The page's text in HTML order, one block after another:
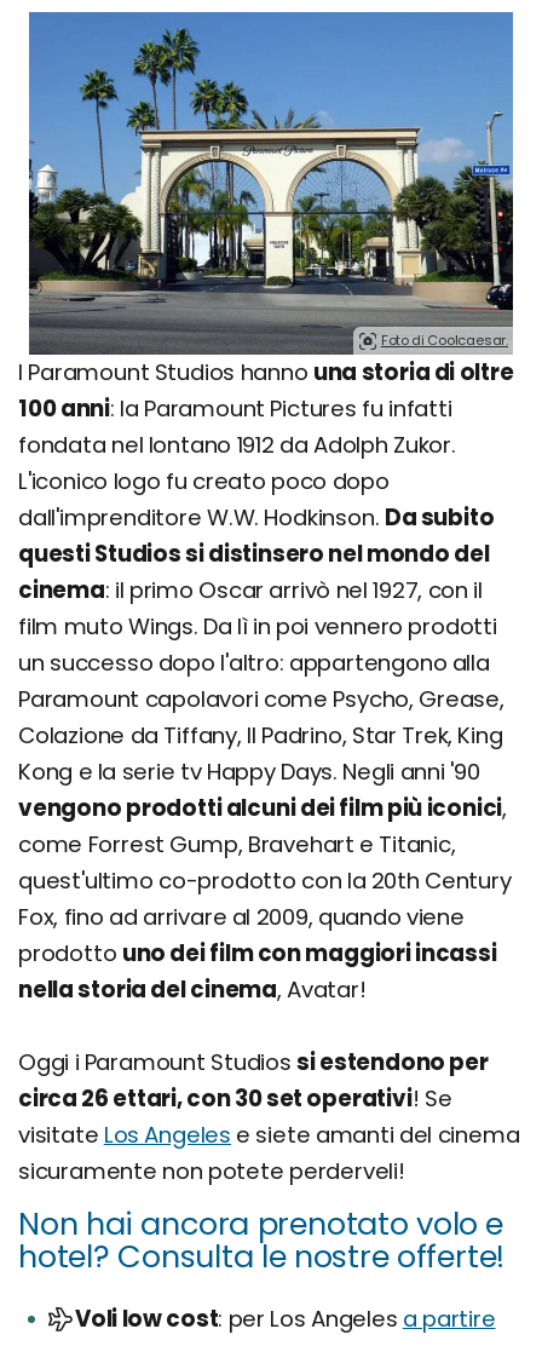
Foto di Coolcaesar.
I Paramount Studios hanno una storia di oltre
100 anni: la Paramount Pictures fu infatti
fondata nel lontano 1912 da Adolph Zukor.
L'iconico logo fu creato poco dopo
dall'imprenditore W.W. Hodkinson. Da subito
questi Studios si distinsero nel mondo del
cinema: il primo Oscar arrivò nel 1927, con il
film muto Wings. Da lì in poi vennero prodotti
un successo dopo l'altro: appartengono alla
Paramount capolavori come Psycho, Grease,
Colazione da Tiffany, Il Padrino, Star Trek, King
Kong e la serie tv Happy Days. Negli anni '90
vengono prodotti alcuni dei film più iconici,
come Forrest Gump, Bravehart e Titanic,
quest'ultimo co-prodotto con la 20th Century
Fox, fino ad arrivare al 2009, quando viene
prodotto uno dei film con maggiori incassi
nella storia del cinema, Avatar!
Oggi i Paramount Studios si estendono per
circa 26 ettari, con 30 set operativi! Se
visitate Los Angeles e siete amanti del cinema
sicuramente non potete perderveli!
Non hai ancora prenotato volo e
hotel? Consulta le nostre offerte!
Voli low cost per Los Angeles a partire